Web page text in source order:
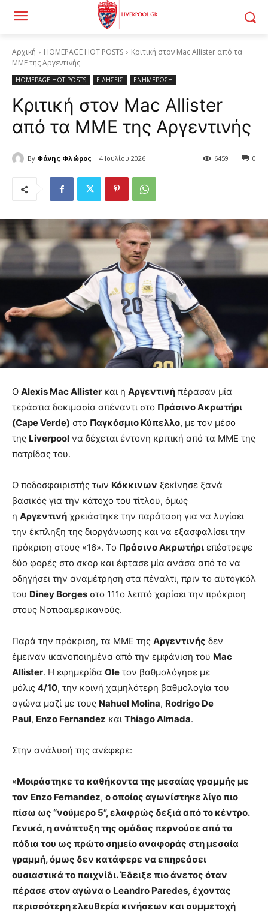
Αρχική HOMEPAGE HOT POSTS
Κριτική στον Mac Allister από τα
ΜΜΕ της Αργεντινής
HOMEPAGE HOT POSTS ΕΙΔΗΣΕΙΣ ΕΝΗΜΕΡΩΣΗ
Κριτική στον Mac Allister
από τα ΜΜΕ της Αργεντινής
By Φάνης Φλώρος 4 Ιουλίου 2026 0
6459
Ο Alexis Mac Allister και η Αργεντινή πέρασαν μία
τεράστια δοκιμασία απέναντι στο Πράσινο Ακρωτήρι
(Cape Verde) στο Παγκόσμιο Κύπελλο, με τον μέσο
της Liverpool να δέχεται έντονη κριτική από τα ΜΜΕ της
πατρίδας του.
Ο ποδοσφαιριστής των Κόκκινων ξεκίνησε ξανά
βασικός για την κάτοχο του τίτλου, όμως
η Αργεντινή χρειάστηκε την παράταση για να λυγίσει
την έκπληξη της διοργάνωσης και να εξασφαλίσει την
πρόκριση στους «16». Το Πράσινο Ακρωτήρι επέστρεψε
δύο φορές στο σκορ και έφτασε μία ανάσα από το να
οδηγήσει την αναμέτρηση στα πέναλτι, πριν το αυτογκόλ
του Diney Borges στο 111ο λεπτό χαρίσει την πρόκριση
στους Νοτιοαμερικανούς.
Παρά την πρόκριση, τα ΜΜΕ της Αργεντινής δεν
έμειναν ικανοποιημένα από την εμφάνιση του Mac
Allister. Η εφημερίδα Ole τον βαθμολόγησε με
μόλις 4/10, την κοινή χαμηλότερη βαθμολογία του
αγώνα μαζί με τους Nahuel Molina, Rodrigo De
Paul, Enzo Fernandez και Thiago Almada.
Στην ανάλυσή της ανέφερε:
«Μοιράστηκε τα καθήκοντα της μεσαίας γραμμής με
τον Enzo Fernandez, ο οποίος αγωνίστηκε λίγο πιο
πίσω ως “νούμερο 5”, ελαφρώς δεξιά από το κέντρο.
Γενικά, η ανάπτυξη της ομάδας περνούσε από τα
πόδια του ως πρώτο σημείο αναφοράς στη μεσαία
γραμμή, όμως δεν κατάφερε να επηρεάσει
ουσιαστικά το παιχνίδι. Έδειξε πιο άνετος όταν
πέρασε στον αγώνα ο Leandro Paredes, έχοντας
περισσότερη ελευθερία κινήσεων και συμμετοχή